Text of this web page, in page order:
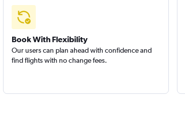
Book With Flexibility
Our users can plan ahead with confidence and
find flights with no change fees.